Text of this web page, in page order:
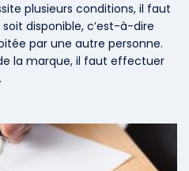
plusieurs conditions, il faut
disponible, c’est-à-dire
par une autre personne.
la marque, il faut effectuer